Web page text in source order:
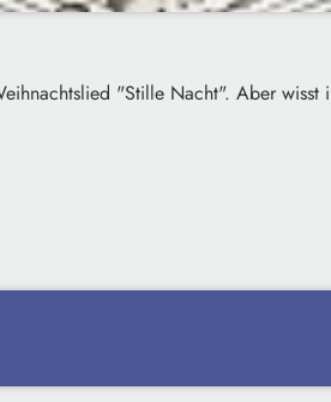
"Stille Nacht". Aber